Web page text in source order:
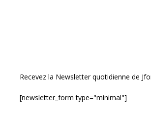
Recevez la Newsletter quotidienne de
[newsletter_form type="minimal"]